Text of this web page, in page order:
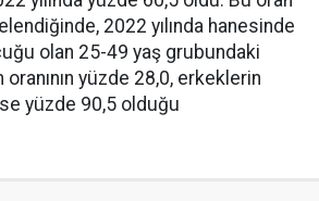
2022 yılında hanesinde
olan 25-49 yaş grubundaki
oranının yüzde 28,0, erkeklerin
yüzde 90,5 olduğu